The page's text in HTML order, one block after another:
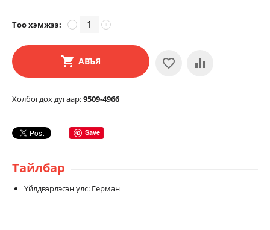
Тоо хэмжээ: +
−
АВЪЯ
Холбогдох дугаар:9509-4966
Save
Тайлбар
Үйлдвэрлэсэн улс: Герман